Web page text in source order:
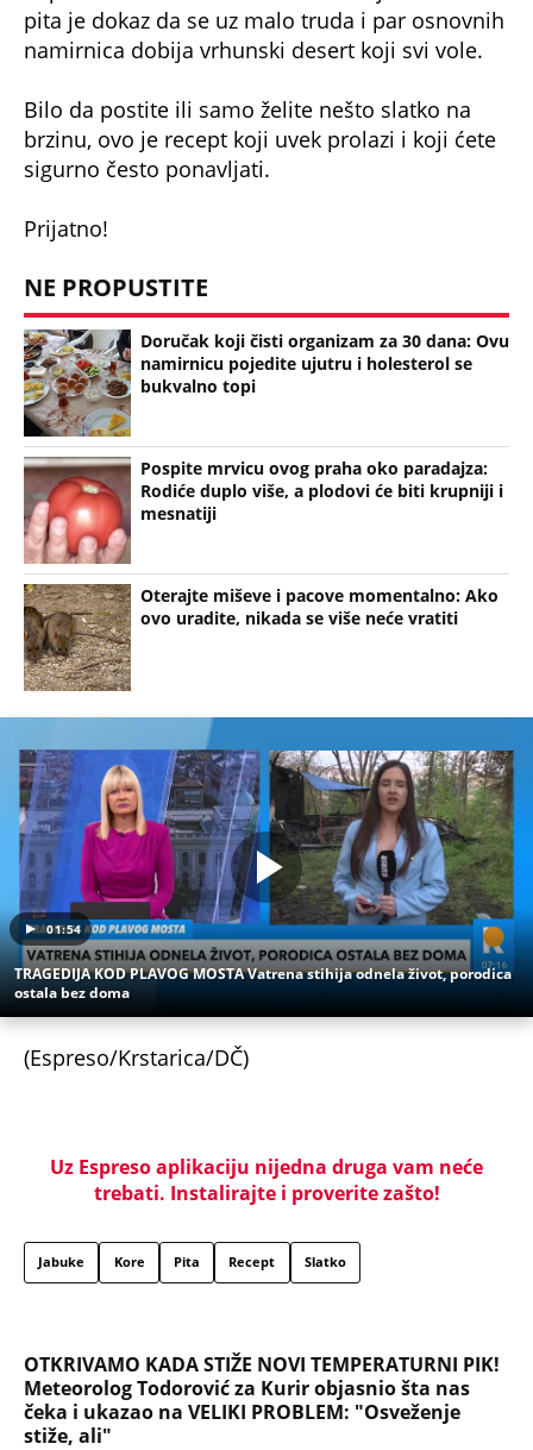
pita je dokaz da se uz malo truda i par osnovnih
namirnica dobija vrhunski desert koji svi vole.
Bilo da postite ili samo želite nešto slatko na
brzinu, ovo je recept koji uvek prolazi i koji ćete
sigurno često ponavljati.
Prijatno!
NE PROPUSTITE
Doručak koji čisti organizam za 30 dana: Ovu
namirnicu pojedite ujutru i holesterol se
bukvalno topi
Pospite mrvicu ovog praha oko paradajza:
Rodiće duplo više, a plodovi će biti krupniji i
mesnatiji
Oterajte miševe i pacove momentalno: Ako
ovo uradite, nikada se više neće vratiti
01:54
TRAGEDIJA KOD PLAVOG MOSTA Vatrena stihija odnela život, porodica
ostala bez doma
(Espreso/Krstarica/DČ)
Uz Espreso aplikaciju nijedna druga vam neće
trebati. Instalirajte i proverite zašto!
Jabuke Kore Pita Recept Slatko
OTKRIVAMO KADA STIŽE NOVI TEMPERATURNI PIK!
Meteorolog Todorović za Kurir objasnio šta nas
čeka i ukazao na VELIKI PROBLEM: "Osveženje
stiže, ali"